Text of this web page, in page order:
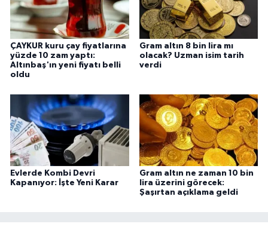
ÇAYKUR kuru çay fiyatlarına
yüzde 10 zam yaptı:
Altınbaş'ın yeni fiyatı belli
oldu
Gram altın 8 bin lira mı
olacak? Uzman isim tarih
verdi
Evlerde Kombi Devri
Kapanıyor: İşte Yeni Karar
Gram altın ne zaman 10 bin
lira üzerini görecek:
Şaşırtan açıklama geldi